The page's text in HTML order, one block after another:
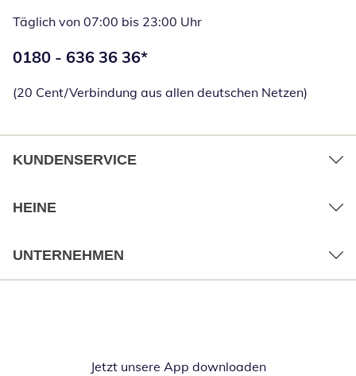
Täglich von 07:00 bis 23:00 Uhr
Telefonnummer:
0180 - 636 36 36*
(20 Cent/Verbindung aus allen deutschen Netzen)
KUNDENSERVICE
HEINE
UNTERNEHMEN
Jetzt unsere App downloadenÖffnet in